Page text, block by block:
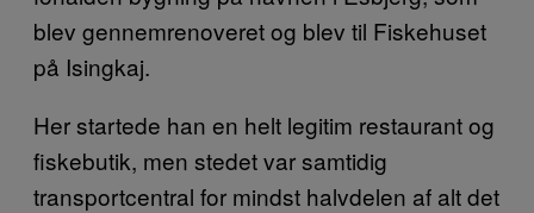
blev gennemrenoveret og blev til Fiskehuset
på Isingkaj.
Her startede han en helt legitim restaurant og
fiskebutik, men stedet var samtidig
transportcentral for mindst halvdelen af alt det